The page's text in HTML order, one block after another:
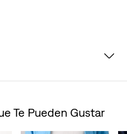
Te Pueden Gustar